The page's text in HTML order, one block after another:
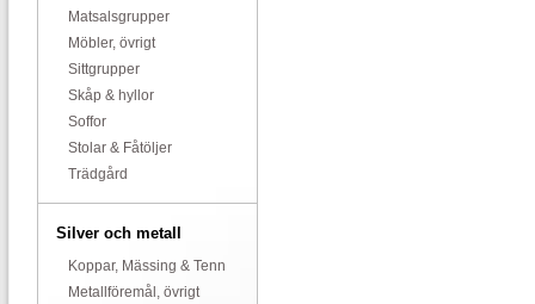
Matsalsgrupper
Möbler, övrigt
Sittgrupper
Skåp & hyllor
Soffor
Stolar & Fåtöljer
Trädgård
Silver och metall
Koppar, Mässing & Tenn
Metallföremål, övrigt